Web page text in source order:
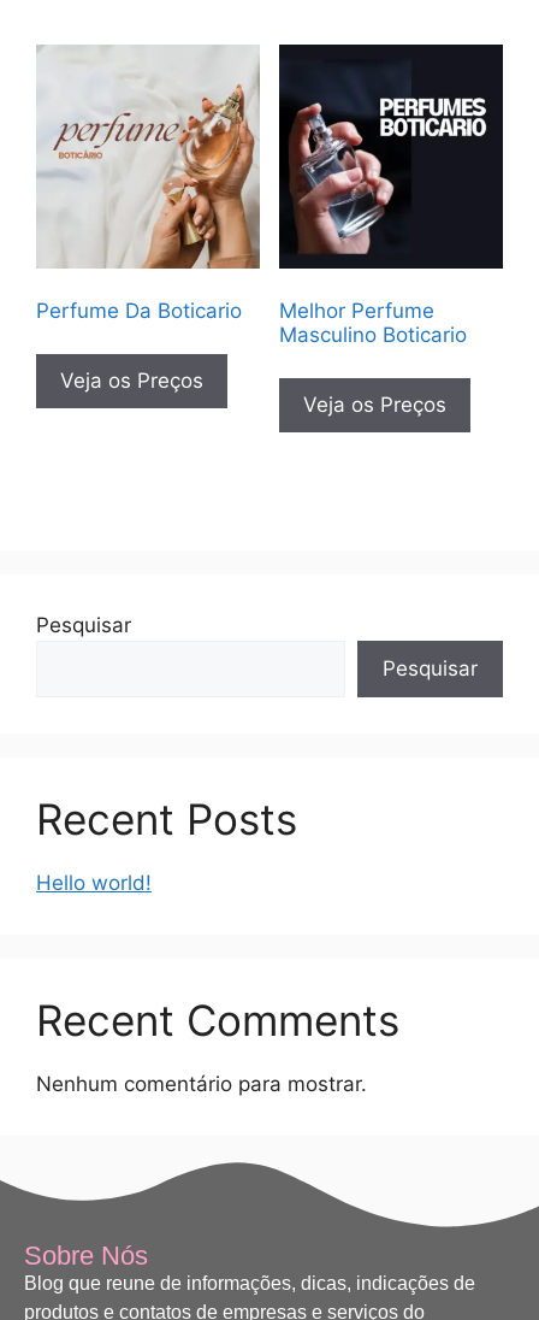
Perfume Da Boticario
Veja os Preços
Melhor Perfume
Masculino Boticario
Veja os Preços
Pesquisar
Pesquisar
Recent Posts
Hello world!
Recent Comments
Nenhum comentário para mostrar.
Sobre Nós
Blog que reune de informações, dicas, indicações de
produtos e contatos de empresas e serviços do